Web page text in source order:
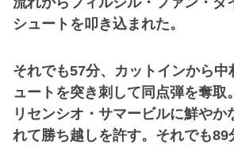
シュートを叩き込まれた。
それでも57分、カットインから中
ュートを突き刺して同点弾を奪取
リセンシオ・サマービルに鮮やか
れて勝ち越しを許す。それでも89